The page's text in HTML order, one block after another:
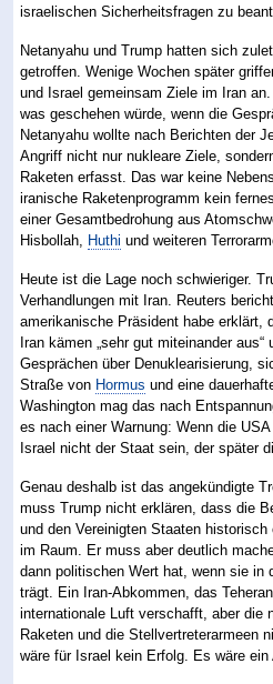
israelischen Sicherheitsfragen zu
Netanyahu und Trump hatten sich
getroffen. Wenige Wochen später
und Israel gemeinsam Ziele im Iran
was geschehen würde, wenn die
Netanyahu wollte nach Berichten der
Angriff nicht nur nukleare Ziele,
Raketen erfasst. Das war keine
iranische Raketenprogramm kein
einer Gesamtbedrohung aus
Hisbollah,
Huthi und weiteren
Heute ist die Lage noch schwieriger.
Verhandlungen mit Iran. Reuters
amerikanische Präsident habe erklärt,
Iran kämen „sehr gut miteinander
Gesprächen über Denuklearisierung,
Straße von Hormus und eine
Washington mag das nach
es nach einer Warnung: Wenn die
Israel nicht der Staat sein, der später
Genau deshalb ist das angekündigte
muss Trump nicht erklären, dass die
und den Vereinigten Staaten
im Raum. Er muss aber deutlich
dann politischen Wert hat, wenn sie in
trägt. Ein Iran-Abkommen, das
internationale Luft verschafft, aber die
Raketen und die Stellvertreterarmeen
wäre für Israel kein Erfolg. Es wäre ein